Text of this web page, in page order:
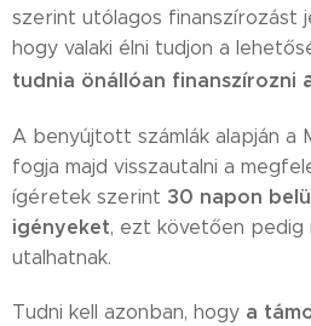
szerint utólagos finanszírozást
hogy valaki élni tudjon a
tudnia önállóan finanszírozni
A benyújtott számlák alapján a
fogja majd visszautalni a
ígéretek szerint 30 napon
igényeket, ezt követően pedig
utalhatnak.
Tudni kell azonban, hogy a